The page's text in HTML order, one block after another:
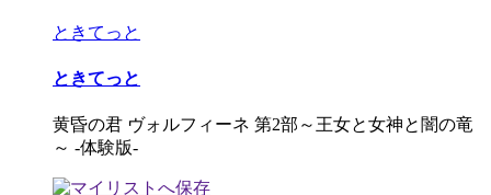
ときてっと
ときてっと
黄昏の君 ヴォルフィーネ 第2部～王女と女神と闇の竜
～ -体験版-